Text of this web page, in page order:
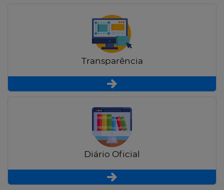
Transparência
Diário Oficial